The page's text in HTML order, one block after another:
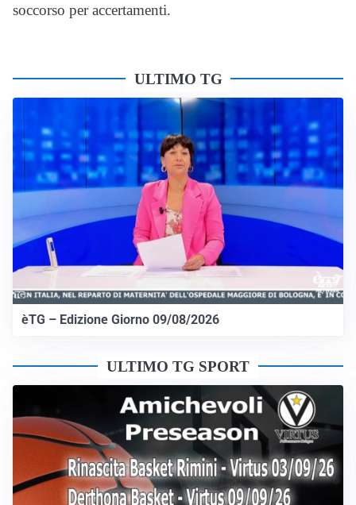
soccorso per accertamenti.
ULTIMO TG
èTG – Edizione Giorno 09/08/2026
ULTIMO TG SPORT